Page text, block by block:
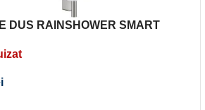
DUS RAINSHOWER SMART